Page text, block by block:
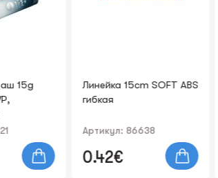
Линейка 15cm SOFT ABS
гибкая
Артикул: 86638
0.42€
Калькулятор
“COMPACT”
Артикул: 91590
3.56€